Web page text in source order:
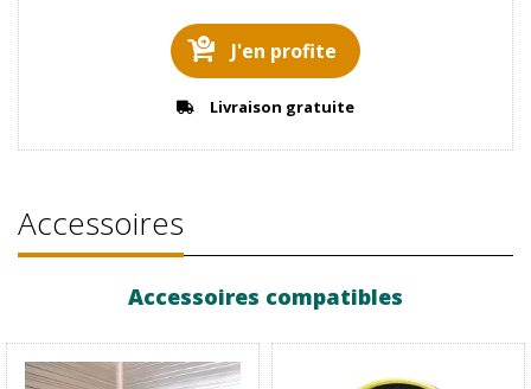
J'en profite
Livraison gratuite
Accessoires
Accessoires compatibles